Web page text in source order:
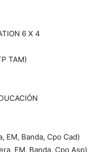
6 X 4
TAM)
EM, Banda, Cpo Cad)
EM, Banda, Cpo Asp)